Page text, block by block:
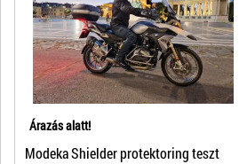
Árazás alatt!
Modeka Shielder protektoring teszt